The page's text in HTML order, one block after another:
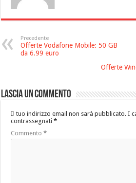
Precedente
Offerte Vodafone Mobile: 50 GB
da 6.99 euro
Offerte
Lascia un commento
Il tuo indirizzo email non sarà pubblicato. I
contrassegnati*
Commento*